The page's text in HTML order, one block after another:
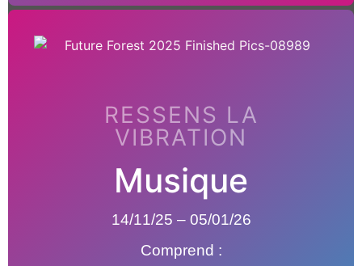
RESSENS LA
VIBRATION
Musique
14/11/25 – 05/01/26
Comprend :